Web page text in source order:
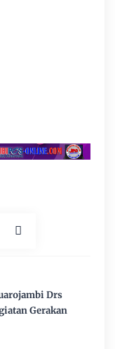
Drs
Gerakan